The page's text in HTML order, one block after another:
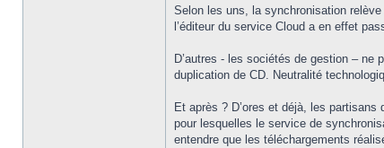
Selon les uns, la synchronisation
l’éditeur du service Cloud a en effet
D’autres - les sociétés de gestion – ne
duplication de CD. Neutralité
Et après ? D’ores et déjà, les
pour lesquelles le service de
entendre que les téléchargements